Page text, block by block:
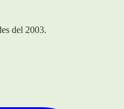
del 2003.